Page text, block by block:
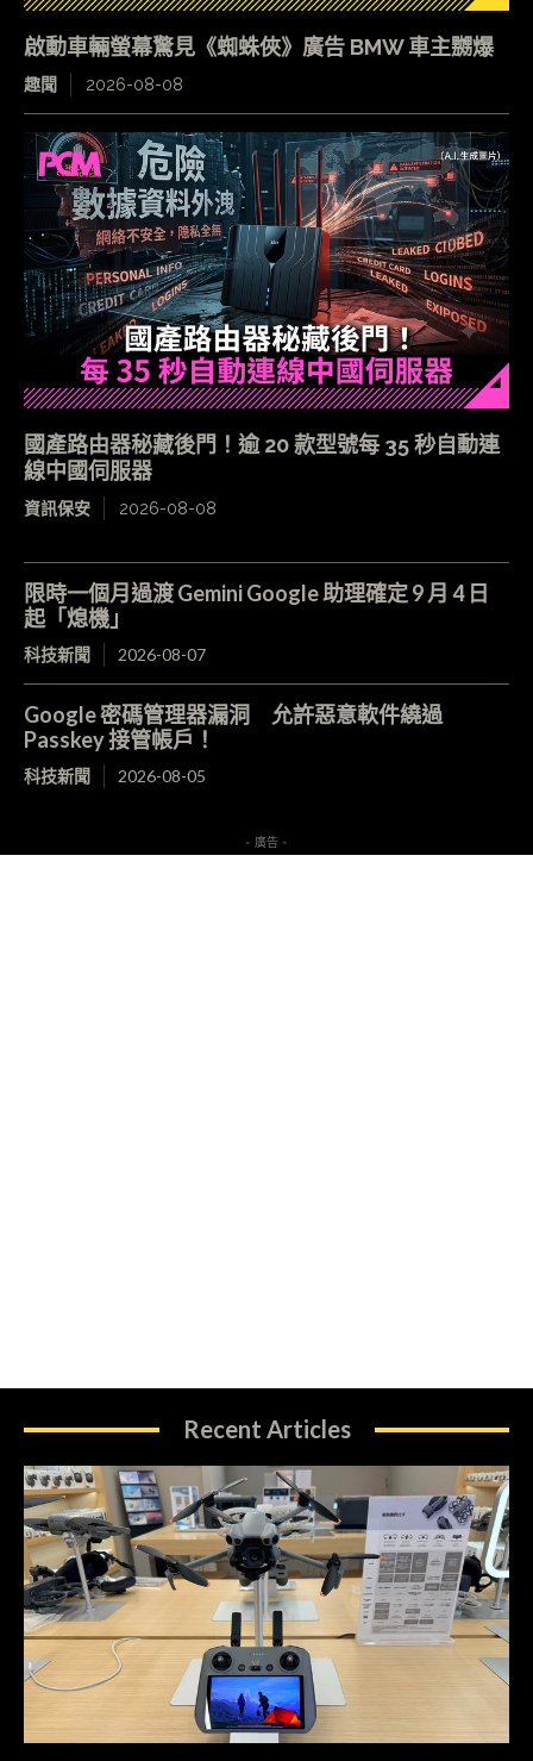
啟動車輛螢幕驚見《蜘蛛俠》廣告 BMW 車主嬲爆
趣聞 2026-08-08
國產路由器秘藏後門！逾 20 款型號每 35 秒自動連
線中國伺服器
資訊保安 2026-08-08
限時一個月過渡 Gemini Google 助理確定 9 月 4 日
起「熄機」
科技新聞 2026-08-07
Google 密碼管理器漏洞 允許惡意軟件繞過
Passkey 接管帳戶！
科技新聞 2026-08-05
- 廣告 -
Recent Articles